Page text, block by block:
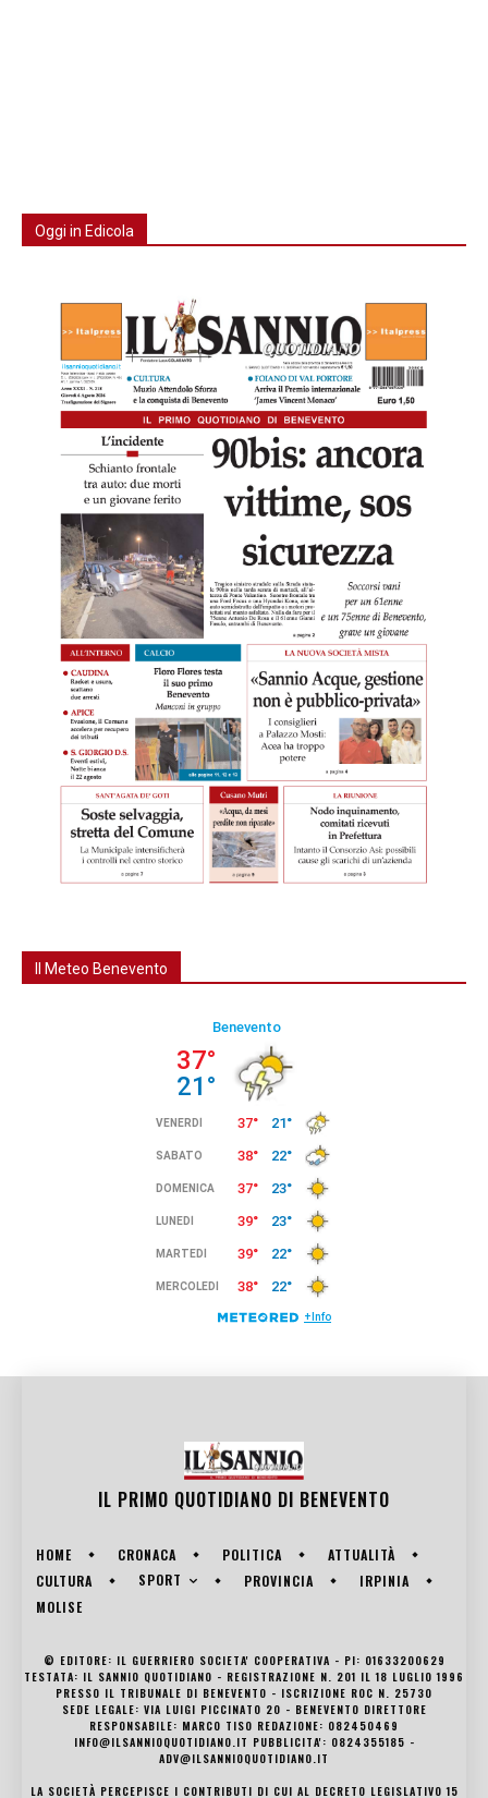
Oggi in Edicola
Il Meteo Benevento
IL PRIMO QUOTIDIANO DI BENEVENTO
HOME CRONACA POLITICA
ATTUALITÀ
CULTURA
SPORT PROVINCIA
IRPINIA
MOLISE
© EDITORE: IL GUERRIERO SOCIETA' COOPERATIVA - PI: 01633200629
TESTATA: IL SANNIO QUOTIDIANO - REGISTRAZIONE N. 201 IL 18 LUGLIO 1996
PRESSO IL TRIBUNALE DI BENEVENTO - ISCRIZIONE ROC N. 25730
SEDE LEGALE: VIA LUIGI PICCINATO 20 - BENEVENTO DIRETTORE
RESPONSABILE: MARCO TISO REDAZIONE: 082450469
INFO@ILSANNIOQUOTIDIANO.IT PUBBLICITA': 0824355185 -
ADV@ILSANNIOQUOTIDIANO.IT
LA SOCIETÀ PERCEPISCE I CONTRIBUTI DI CUI AL DECRETO LEGISLATIVO 15